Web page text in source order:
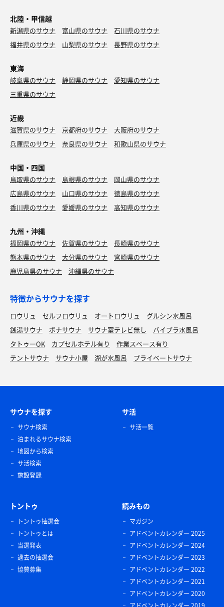
北陸・甲信越
新潟県のサウナ 富山県のサウナ
石川県のサウナ
福井県のサウナ
山梨県のサウナ 長野県のサウナ
東海
岐阜県のサウナ 静岡県のサウナ
愛知県のサウナ
三重県のサウナ
近畿
滋賀県のサウナ 京都府のサウナ
大阪府のサウナ
兵庫県のサウナ
奈良県のサウナ 和歌山県のサウナ
中国・四国
鳥取県のサウナ 島根県のサウナ
岡山県のサウナ
広島県のサウナ
山口県のサウナ
徳島県のサウナ
香川県のサウナ
愛媛県のサウナ 高知県のサウナ
九州・沖縄
福岡県のサウナ 佐賀県のサウナ
長崎県のサウナ
熊本県のサウナ
大分県のサウナ
宮崎県のサウナ
鹿児島県のサウナ
沖縄県のサウナ
特徴からサウナを探す
ロウリュ セルフロウリュ オートロウリュ
グルシン水風呂
銭湯サウナ
ボナサウナ サウナ室テレビ無し
バイブラ水風呂
タトゥーOK
カプセルホテル有り
作業スペース有り
テントサウナ
サウナ小屋 湖が水風呂 プライベートサウナ
サウナを探す
サウナ検索
泊まれるサウナ検索
地図から検索
サ活検索
施設登録
サ活
サ活一覧
トントゥ
トントゥ抽選会
トントゥとは
当選発表
過去の抽選会
協賛募集
読みもの
マガジン
アドベントカレンダー 2025
アドベントカレンダー 2024
アドベントカレンダー 2023
アドベントカレンダー 2022
アドベントカレンダー 2021
アドベントカレンダー 2020